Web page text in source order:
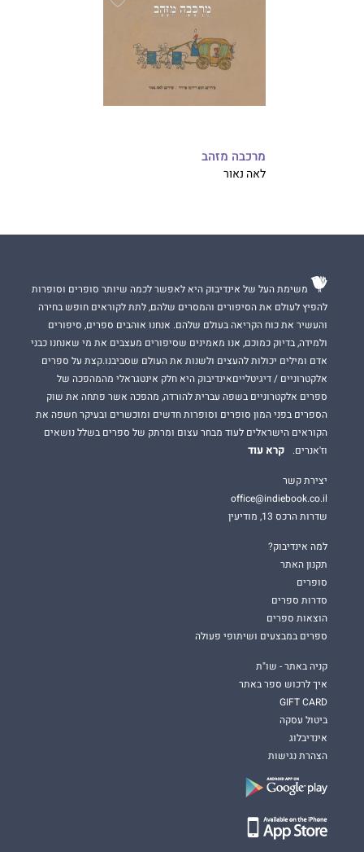
מרכבה מזהב
לאה נאור
משימת העל של אינדיבוק היא לאפשר לכמה שיותר סופרים וסופרות
להפיץ לעולם את הסיפורים והמסרים שלהם, לתת לקוראים חופש בחירה
והעשיר את כוח הקריאה בעולם שלהם. אנחנו אוהבים ספרים, סיפורים
ולמידה, בדיוק כמוכם, אנו מאמינים שסיפורים מעצבים את מי שאנחנו כבני
אדם ומילים יכולות להעצים ולשנות את העולם שסביבנו.קצת על ספרים
אלקטרוניים / דיגיטלייםאינדיבוק היא חלק אינטגראלי מהמהפכה של
ספרים אלקטרוניים בשפה עברית להורדה, מהפכה אשר פתחה את שוק
הספרים בפני המון סופרים וסופרות חדשים ומוכשרים ובעיקר חשפה את
הקוראים הישראלים לעוד מבחר עצום ומרתק של ספרים בשלל נושאים
וז'אנרים.
קרא עוד
יצירת קשר
office@indiebook.co.il
שדרות הרכס 13, מודיעין
למה אינדיבוק?
תקנון האתר
סופרים
סדרות ספרים
הוצאות ספרים
ספרים במבצעים ושיתופי פעולה
קניה באתר - שו"ת
איך לרכוש ספר באתר
GIFT CARD
ביטול עסקה
אינדיבלוג
הצהרת נגישות